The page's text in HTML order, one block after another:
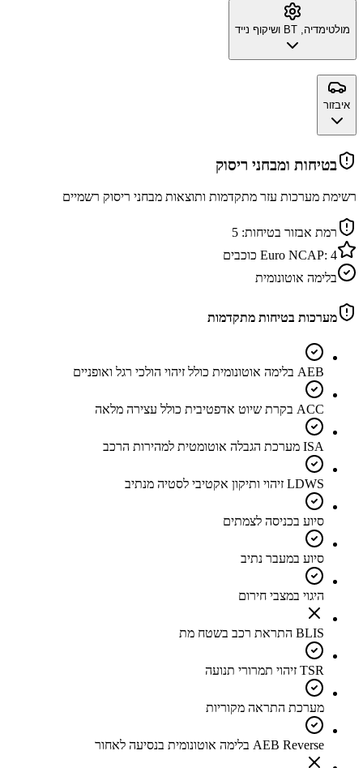
מולטימדיה, BT ושיקוף נייד
איבזור
בטיחות ומבחני ריסוק
רשימת מערכות עזר מתקדמות ותוצאות מבחני ריסוק רשמיים
רמת אבזור בטיחות: 5
Euro NCAP: 4
כוכבים
בלימה אוטונומית
מערכות בטיחות מתקדמות
AEB בלימה אוטונומית כולל זיהוי הולכי רגל ואופניים
ACC בקרת שיוט אדפטיבית כולל עצירה מלאה
ISA מערכת הגבלה אוטומטית למהירות הרכב
LDWS זיהוי ותיקון אקטיבי לסטיה מנתיב
סיוע בכניסה לצמתים
סיוע במעבר נתיב
היגוי במצבי חירום
BLIS התראת רכב בשטח מת
TSR זיהוי תמרורי תנועה
מערכת התראה מקוריות
AEB Reverse בלימה אוטונומית בנסיעה לאחור